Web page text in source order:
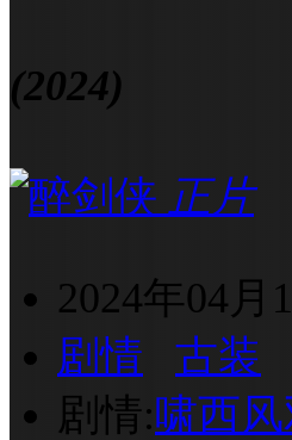
(2024)
正片
2024年04月
剧情
古装
剧情:啸西